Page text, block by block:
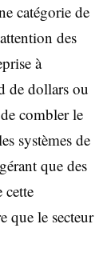
catégorie de
des
à
de dollars ou
combler le
systèmes de
que des
cette
que le secteur